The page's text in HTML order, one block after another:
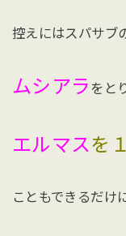
控えにはスパサブ
ムシアラ をと
エルマスを
こともできるだけ